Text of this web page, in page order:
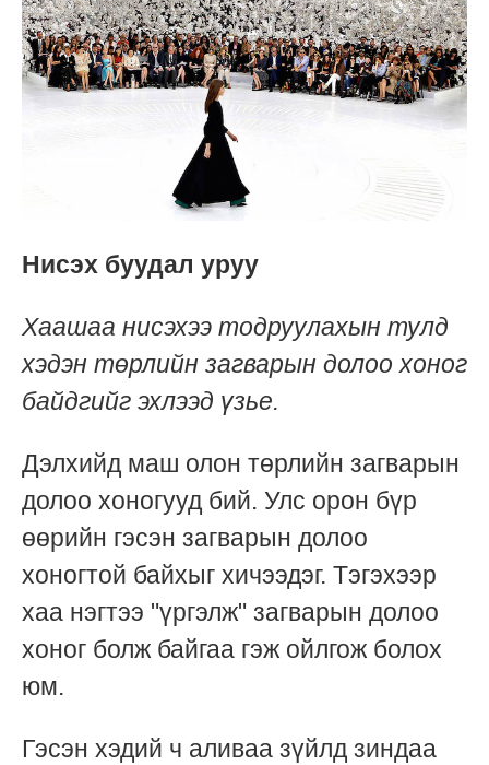
Нисэх буудал уруу
Хаашаа нисэхээ тодруулахын тулд
хэдэн төрлийн загварын долоо хоног
байдгийг эхлээд үзье.
Дэлхийд маш олон төрлийн загварын
долоо хоногууд бий. Улс орон бүр
өөрийн гэсэн загварын долоо
хоногтой байхыг хичээдэг. Тэгэхээр
хаа нэгтээ "үргэлж" загварын долоо
хоног болж байгаа гэж ойлгож болох
юм.
Гэсэн хэдий ч аливаа зүйлд зиндаа